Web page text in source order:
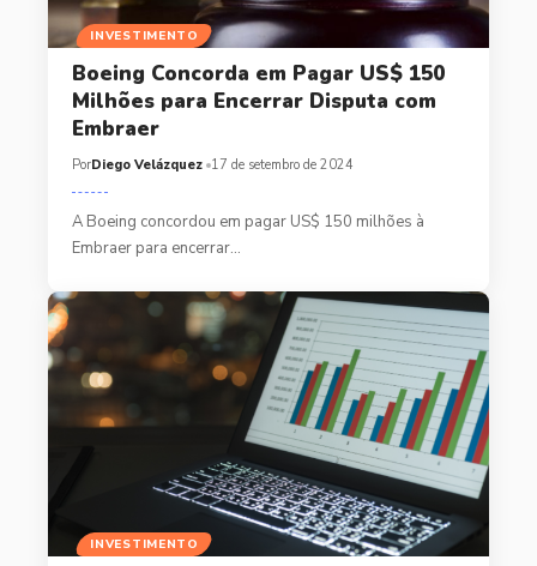
INVESTIMENTO
Boeing Concorda em Pagar US$ 150
Milhões para Encerrar Disputa com
Embraer
PorDiego Velázquez 17 de setembro de 2024
A Boeing concordou em pagar US$ 150 milhões à
Embraer para encerrar…
INVESTIMENTO